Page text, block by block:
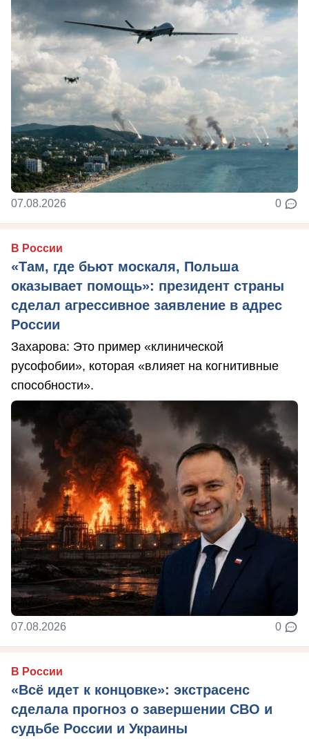
07.08.2026 0
В России
«Там, где бьют москаля, Польша
оказывает помощь»: президент страны
сделал агрессивное заявление в адрес
России
Захарова: Это пример «клинической
русофобии», которая «влияет на когнитивные
способности».
07.08.2026 0
В России
«Всё идет к концовке»: экстрасенс
сделала прогноз о завершении СВО и
судьбе России и Украины